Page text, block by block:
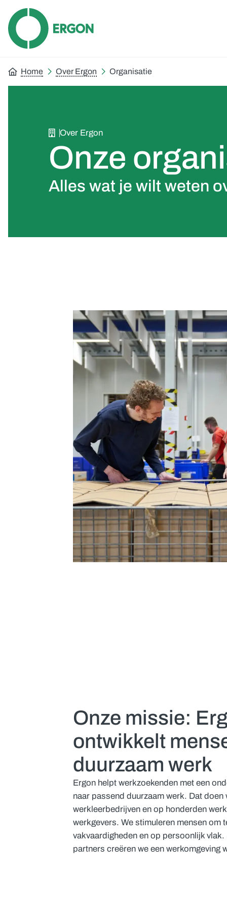
Home Over Ergon Organisatie
Over Ergon
Onze
Alles wat je wilt weten
Onze missie:
ontwikkelt
duurzaam werk
Ergon helpt werkzoekenden met een
naar passend duurzaam werk. Dat doen
werkleerbedrijven en op honderden
werkgevers. We stimuleren mensen om
vakvaardigheden en op persoonlijk vlak.
partners creëren we een werkomgeving